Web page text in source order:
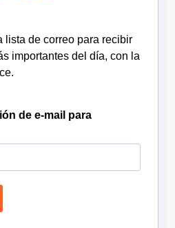
lista de correo para recibir
importantes del día, con la
de e-mail para